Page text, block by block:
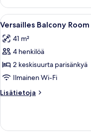
View
Room
King
Avaa
kaikki
huonetyypin
Versailles
Balcony
Room
2
Queens
4
Versailles Balcony
41 m²
4 henkilöä
2 keskisuurta parisänkyä
Ilmainen Wi-Fi
Lisätietoja
Lisätietoja
Room